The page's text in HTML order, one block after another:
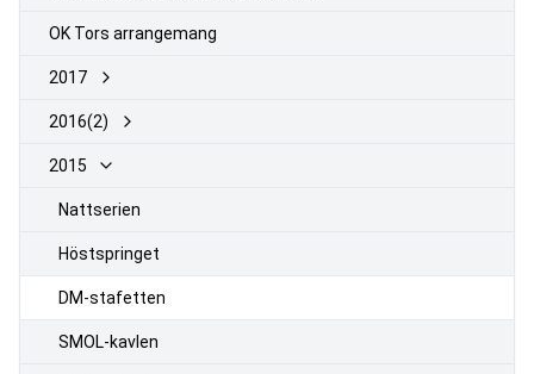
OK Tors arrangemang
2017
2016(2)
2015
Nattserien
Höstspringet
DM-stafetten
SMOL-kavlen